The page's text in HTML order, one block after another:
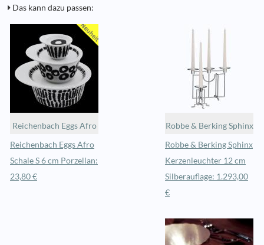
Das kann dazu passen:
Reichenbach Eggs Afro
Reichenbach Eggs Afro
Schale S 6 cm Porzellan:
23,80 €
Robbe & Berking Sphinx
Robbe & Berking Sphinx
Kerzenleuchter 12 cm
Silberauflage: 1.293,00
€